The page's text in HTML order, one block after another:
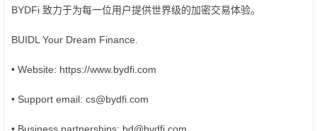
BYDFi 致力于为每一位用户提供世界级的加密交易体验。
BUIDL Your Dream Finance.
• Website: https://www.bydfi.com
• Support email: cs@bydfi.com